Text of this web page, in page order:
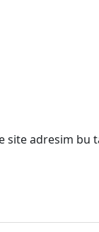
adresim bu